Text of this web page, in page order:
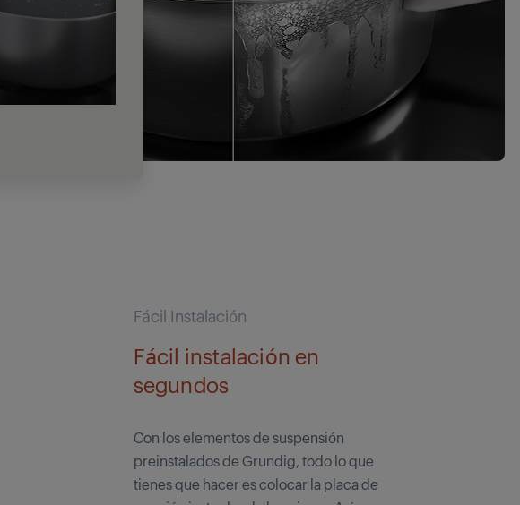
Fácil Instalación
Fácil instalación en
segundos
Con los elementos de suspensión
preinstalados de Grundig, todo lo que
tienes que hacer es colocar la placa de